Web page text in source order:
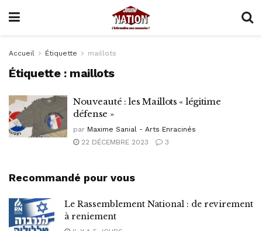
Accueil Étiquette maillots
Étiquette : maillots
Nouveauté : les Maillots « légitime
défense »
par Maxime Sanial - Arts Enracinés
22 DÉCEMBRE 2023
3
Recommandé pour vous
Le Rassemblement National : de revirement
à reniement